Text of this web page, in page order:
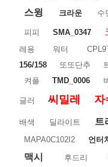
스윙 크라운 수
피피 SMA_0347
레용
워터
156/158
또또단추
켜플
TMD_0006
글러 씨밀레 자
배색 딜라이트 트
MAPA0C102I2 언터
맥시 후드리